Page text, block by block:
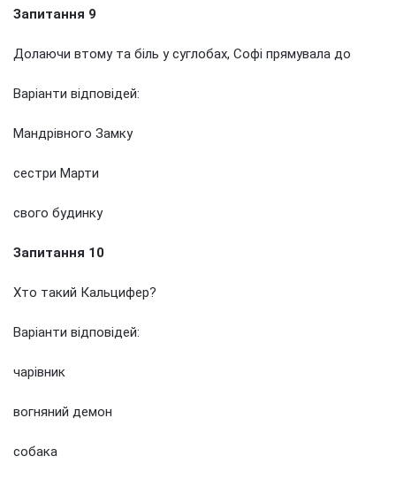
Запитання 9
Долаючи втому та біль у суглобах, Софі прямувала до
Варіанти відповідей:
Мандрівного Замку
сестри Марти
свого будинку
Запитання 10
Хто такий Кальцифер?
Варіанти відповідей:
чарівник
вогняний демон
собака